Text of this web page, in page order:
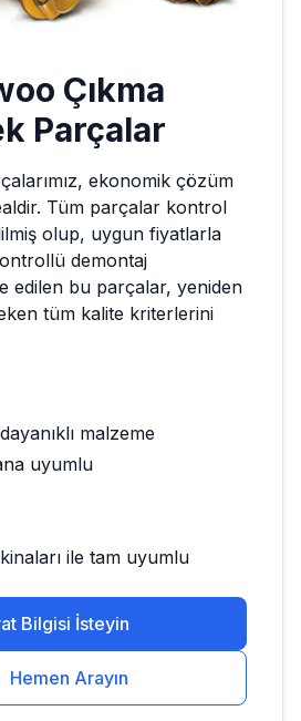
Çıkma
Parçalar
ekonomik çözüm
Tüm parçalar kontrol
olup, uygun fiyatlarla
demontaj
edilen bu parçalar, yeniden
tüm kalite kriterlerini
malzeme
uyumlu
ile tam uyumlu
Bilgisi İsteyin
Hemen Arayın